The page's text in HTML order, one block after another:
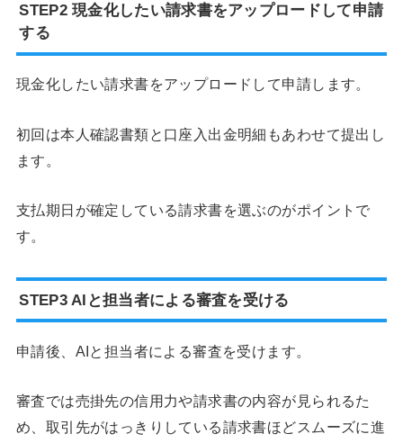
STEP2 現金化したい請求書をアップロードして申請
する
現金化したい請求書をアップロードして申請します。
初回は本人確認書類と口座入出金明細もあわせて提出し
ます。
支払期日が確定している請求書を選ぶのがポイントで
す。
STEP3 AIと担当者による審査を受ける
申請後、AIと担当者による審査を受けます。
審査では売掛先の信用力や請求書の内容が見られるた
め、取引先がはっきりしている請求書ほどスムーズに進